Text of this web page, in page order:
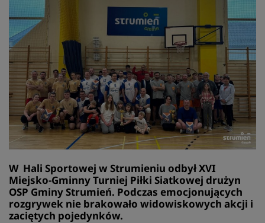
W Hali Sportowej w Strumieniu odbył XVI
Miejsko-Gminny Turniej Piłki Siatkowej drużyn
OSP Gminy Strumień. Podczas emocjonujących
rozgrywek nie brakowało widowiskowych akcji i
zaciętych pojedynków.